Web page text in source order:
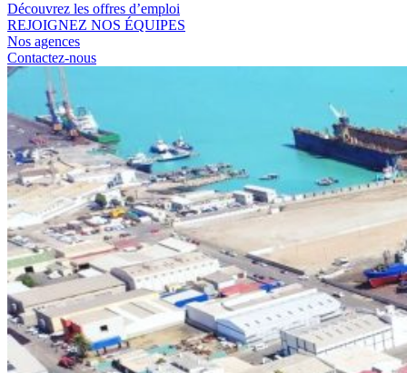
Découvrez les offres d’emploi
REJOIGNEZ NOS ÉQUIPES
Nos agences
Contactez-nous